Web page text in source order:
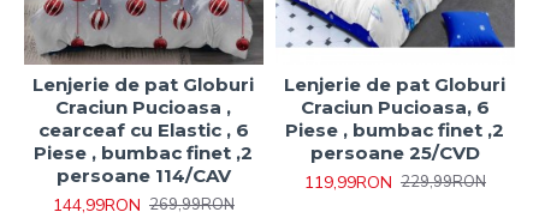
Lenjerie de pat Globuri
Craciun Pucioasa ,
cearceaf cu Elastic , 6
Piese , bumbac finet ,2
persoane 114/CAV
144,99RON 269,99RON
Lenjerie de pat Globuri
Craciun Pucioasa, 6
Piese , bumbac finet ,2
persoane 25/CVD
119,99RON 229,99RON